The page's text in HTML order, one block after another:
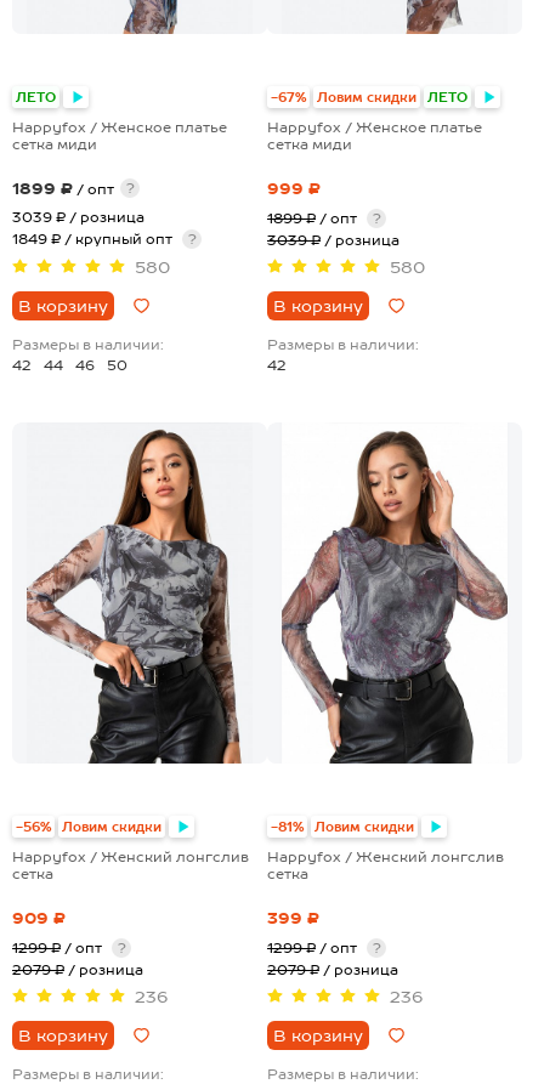
ЛЕТО
Happyfox / Женское платье
сетка миди
1899 ₽ / опт
?
3039 ₽ / розница
1849 ₽ / крупный опт
?
580
В корзину
Размеры в наличии:
42
44 46 50
-67% Ловим скидки ЛЕТО
Happyfox / Женское платье
сетка миди
999 ₽
1899 ₽ / опт
?
3039 ₽ / розница
580
В корзину
Размеры в наличии:
42
-56% Ловим скидки
Happyfox / Женский лонгслив
сетка
909 ₽
1299 ₽ / опт
?
2079 ₽ / розница
236
В корзину
Размеры в наличии:
-81% Ловим скидки
Happyfox / Женский лонгслив
сетка
399 ₽
1299 ₽ / опт
?
2079 ₽ / розница
236
В корзину
Размеры в наличии: